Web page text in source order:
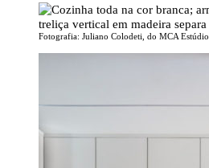
Fotografia: Juliano Colodeti, do MCA Estúdio